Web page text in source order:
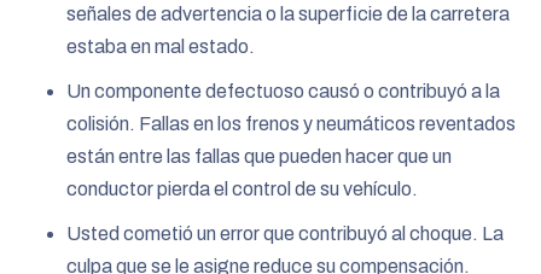
señales de advertencia o la superficie de la carretera
estaba en mal estado.
Un componente defectuoso causó o contribuyó a la
colisión. Fallas en los frenos y neumáticos reventados
están entre las fallas que pueden hacer que un
conductor pierda el control de su vehículo.
Usted cometió un error que contribuyó al choque. La
culpa que se le asigne reduce su compensación.